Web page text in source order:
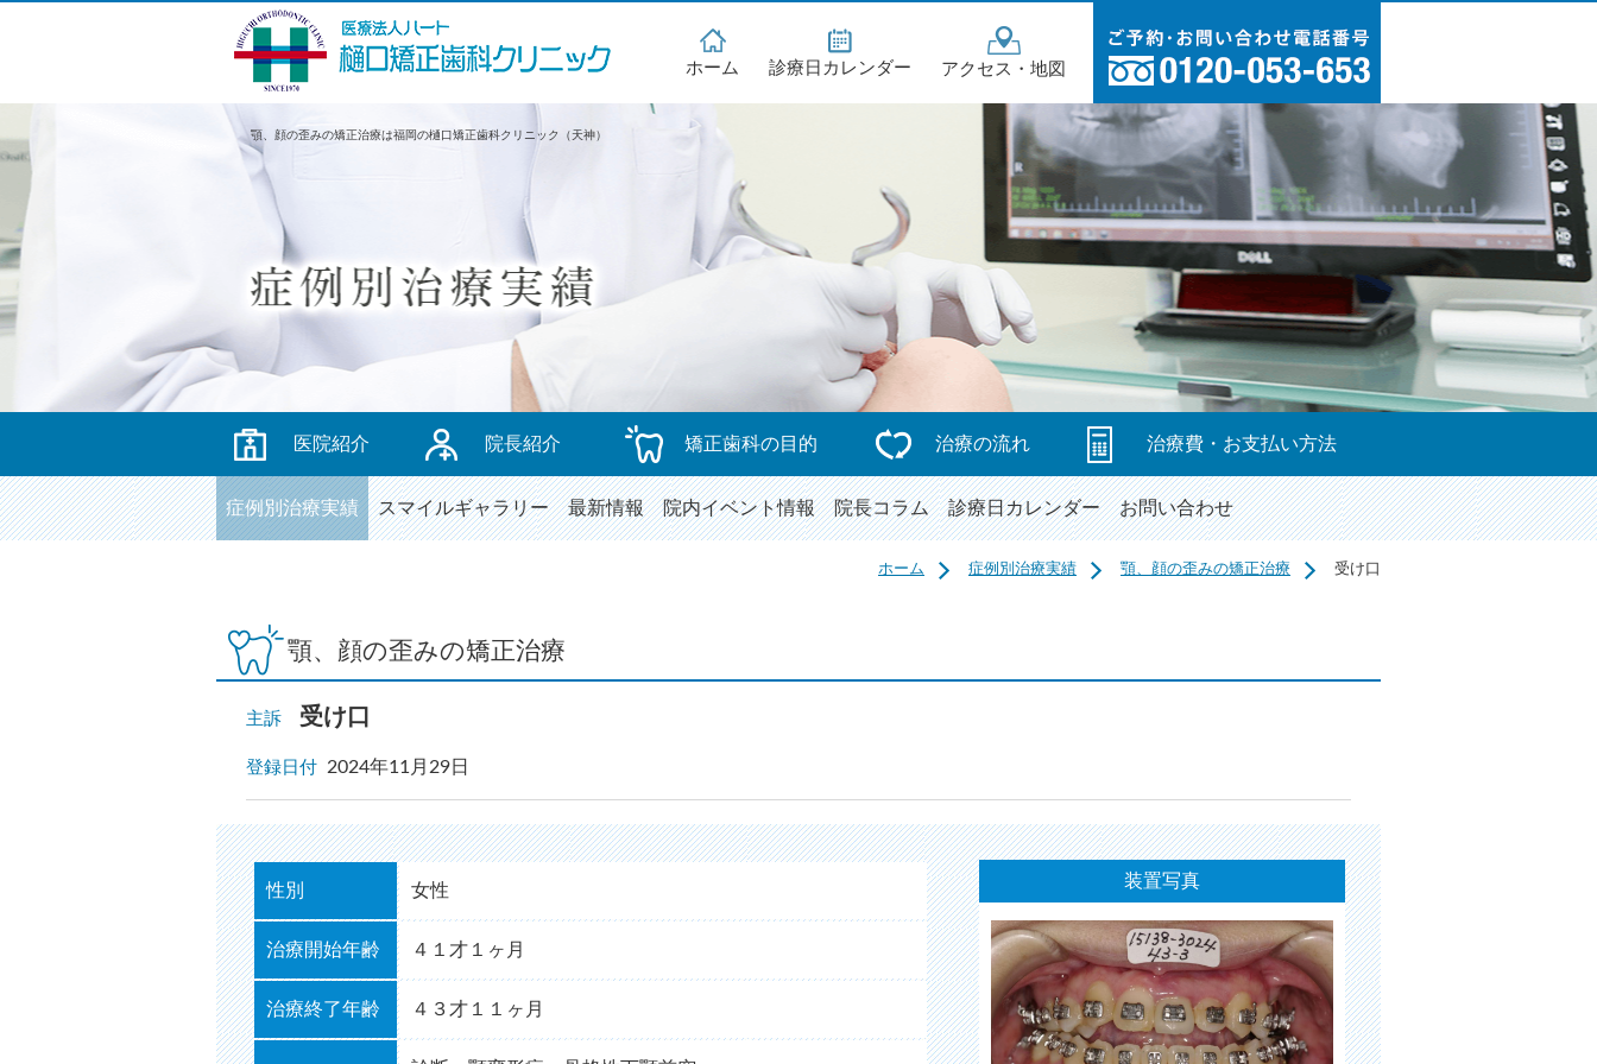
ホーム 診療日カレンダー アクセス・地図
顎、顔の歪みの矯正治療は福岡の樋口矯正歯科クリニック（天神）
医院紹介 院長紹介 矯正歯科の目的 治療の流れ 治療費・お支払い方法
症例別治療実績 スマイルギャラリー 最新情報 院内イベント情報 院長コラム 診療日カレンダー お問い合わせ
ホーム 症例別治療実績 顎、顔の歪みの矯正治療 受け口
顎、顔の歪みの矯正治療
主訴 受け口
登録日付 2024年11月29日
性別 女性
治療開始年齢 ４１才１ヶ月
治療終了年齢 ４３才１１ヶ月
装置写真